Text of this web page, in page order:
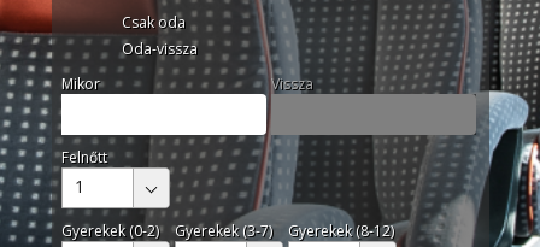
Csak oda
Oda-vissza
Mikor
Vissza
Felnőtt
1
Gyerekek (0-2) Gyerekek (3-7) Gyerekek (8-12)